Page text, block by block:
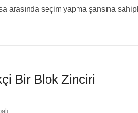
arasında seçim yapma şansına
Bir Blok Zinciri